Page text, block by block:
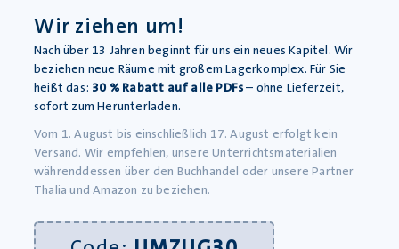
Die Weimarer Republik – Sozialgeschichte, Kunst und
Kultur – PDF
1,99
Wir ziehen um!
Nach über 13 Jahren beginnt für uns ein neues Kapitel. Wir
beziehen neue Räume mit großem Lagerkomplex. Für Sie
heißt das: 30 % Rabatt auf alle PDFs– ohne Lieferzeit,
sofort zum Herunterladen.
Vom 1. August bis einschließlich 17. August erfolgt kein
Versand. Wir empfehlen, unsere Unterrichtsmaterialien
währenddessen über den Buchhandel oder unsere Partner
Thalia und Amazon zu beziehen.